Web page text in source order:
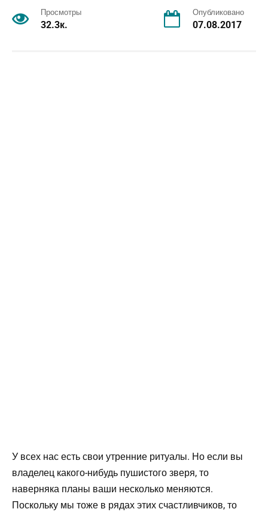
Просмотры
32.3к.
Опубликовано
07.08.2017
У всех нас есть свои утренние ритуалы. Но если вы
владелец какого-нибудь пушистого зверя, то
наверняка планы ваши несколько меняются.
Поскольку мы тоже в рядах этих счастливчиков, то